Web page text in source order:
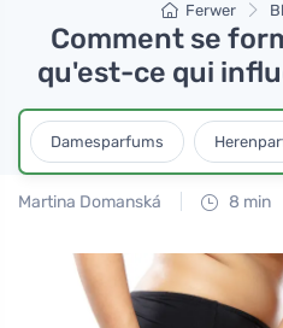
Ferwer
Comment se
qu'est-ce qui
Damesparfums
Martina Domanská 8 min